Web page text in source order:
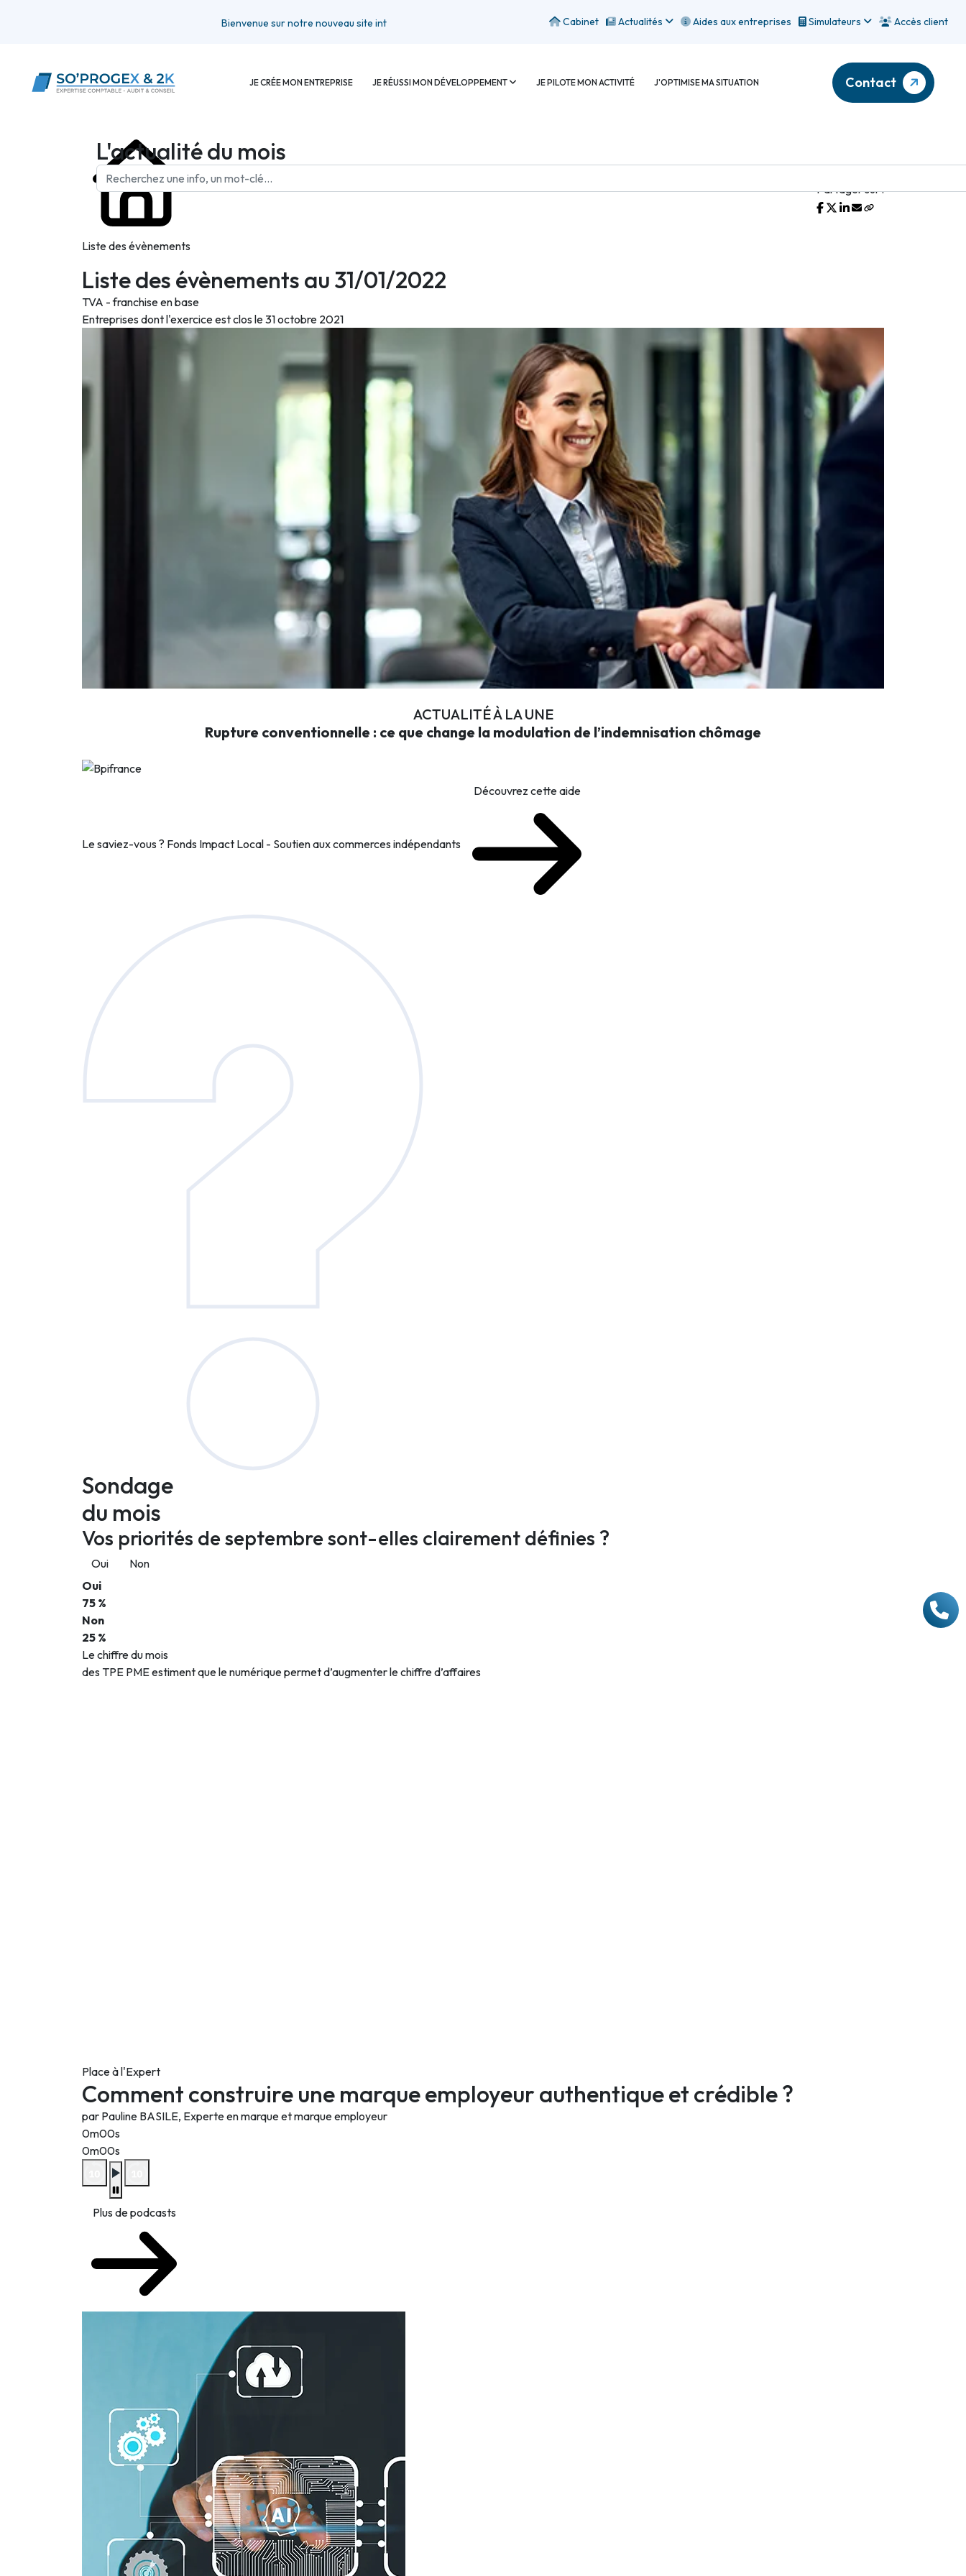
Bienvenue sur notre nouveau site internet Cabinet Actualités Aides aux entreprises Simulateurs Accès client
JE CRÉE MON ENTREPRISE JE RÉUSSI MON DÉVELOPPEMENT JE PILOTE MON ACTIVITÉ J'OPTIMISE MA SITUATION Contact
L'actualité du mois
Liste des évènements
Partager sur :
Liste des évènements au 31/01/2022
TVA - franchise en base
Entreprises dont l'exercice est clos le 31 octobre 2021
ACTUALITÉ À LA UNE
Rupture conventionnelle : ce que change la modulation de l’indemnisation chômage
Le saviez-vous ? Fonds Impact Local - Soutien aux commerces indépendants
Découvrez cette aide
Sondage
du mois
Vos priorités de septembre sont-elles clairement définies ?
Oui
Non
Oui
75 %
Non
25 %
Le chiffre du mois
des TPE PME estiment que le numérique permet d’augmenter le chiffre d’affaires
Place à l'Expert
Comment construire une marque employeur authentique et crédible ?
par Pauline BASILE, Experte en marque et marque employeur
0m00s
0m00s
Plus de podcasts